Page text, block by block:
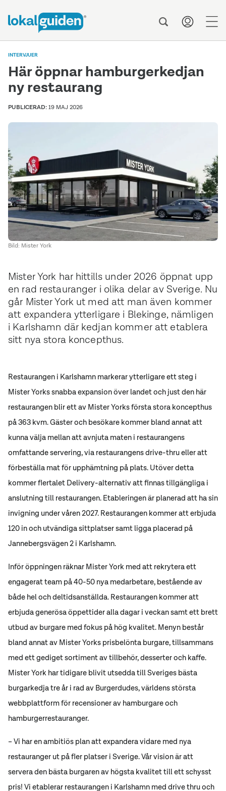
INTERVJUER
Här öppnar hamburgerkedjan
ny restaurang
PUBLICERAD:19 MAJ 2026
Mister York har hittills under 2026 öppnat upp
en rad restauranger i olika delar av Sverige. Nu
går Mister York ut med att man även kommer
att expandera ytterligare i Blekinge, nämligen
i Karlshamn där kedjan kommer att etablera
sitt nya stora koncepthus.
Bild: Mister York
Restaurangen i Karlshamn markerar ytterligare ett steg i
Mister Yorks snabba expansion över landet och just den här
restaurangen blir ett av Mister Yorks första stora koncepthus
på 363 kvm. Gäster och besökare kommer bland annat att
kunna välja mellan att avnjuta maten i restaurangens
omfattande servering, via restaurangens drive-thru eller att
förbeställa mat för upphämtning på plats. Utöver detta
kommer flertalet Delivery-alternativ att finnas tillgängliga i
anslutning till restaurangen. Etableringen är planerad att ha sin
invigning under våren 2027. Restaurangen kommer att erbjuda
120 in och utvändiga sittplatser samt ligga placerad på
Jannebergsvägen 2 i Karlshamn.
Inför öppningen räknar Mister York med att rekrytera ett
engagerat team på 40-50 nya medarbetare, bestående av
både hel och deltidsanställda. Restaurangen kommer att
erbjuda generösa öppettider alla dagar i veckan samt ett brett
utbud av burgare med fokus på hög kvalitet. Menyn består
bland annat av Mister Yorks prisbelönta burgare, tillsammans
med ett gediget sortiment av tillbehör, desserter och kaffe.
Mister York har tidigare blivit utsedda till Sveriges bästa
burgarkedja tre år i rad av Burgerdudes, världens största
webbplattform för recensioner av hamburgare och
hamburgerrestauranger.
– Vi har en ambitiös plan att expandera vidare med nya
restauranger ut på fler platser i Sverige. Vår vision är att
servera den bästa burgaren av högsta kvalitet till ett schysst
pris! Vi etablerar restaurangen i Karlshamn med drive thru och